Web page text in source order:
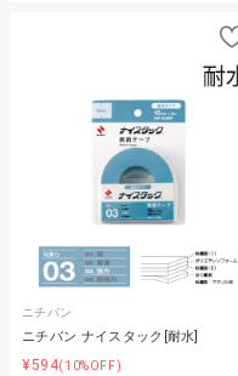
ニチバン
ニチバン ナイスタック[耐水]
¥594(10%OFF)